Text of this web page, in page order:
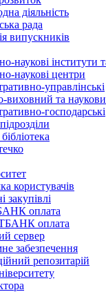
діяльність
рада
випускників
наукові інститути
наукові центри
управлінські
виховний та
господарські
користувачів
закупівлі
оплата
оплата
сервер
забезпечення
репозитарій